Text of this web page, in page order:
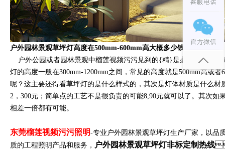
户外园林景观草坪灯高度在500mm-600mm高大概多少钱
户外公园或者园林景观中榴莲视频污污见到的{精}是必不可少的一款
灯的高度一般在300mm-1200mm之间，常见的高度就是500mm高或者
呢？这主要还得看草坪灯的是什么样式的，其次是灯体材质是什么
2，300元；简单点的工艺不是很负责的可能8,90元就可以了。
相差一倍都有可能。
东莞榴莲视频污污照明-专业户外园林景观草坪灯生产厂家，以品
质的工程照明产品和服务， 户外园林景观草坪灯非标定制热线